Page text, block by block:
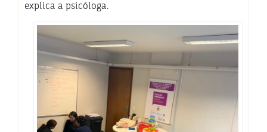
explica a psicóloga.